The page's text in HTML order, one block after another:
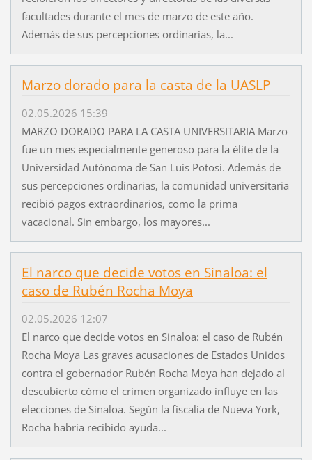
facultades durante el mes de marzo de este año.
Además de sus percepciones ordinarias, la...
Marzo dorado para la casta de la UASLP
02.05.2026 15:39
MARZO DORADO PARA LA CASTA UNIVERSITARIA Marzo
fue un mes especialmente generoso para la élite de la
Universidad Autónoma de San Luis Potosí. Además de
sus percepciones ordinarias, la comunidad universitaria
recibió pagos extraordinarios, como la prima
vacacional. Sin embargo, los mayores...
El narco que decide votos en Sinaloa: el
caso de Rubén Rocha Moya
02.05.2026 12:07
El narco que decide votos en Sinaloa: el caso de Rubén
Rocha Moya Las graves acusaciones de Estados Unidos
contra el gobernador Rubén Rocha Moya han dejado al
descubierto cómo el crimen organizado influye en las
elecciones de Sinaloa. Según la fiscalía de Nueva York,
Rocha habría recibido ayuda...